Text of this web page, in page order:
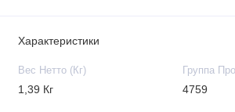
Характеристики
Вес Нетто (Кг)
1,39 Кг
Группа
4759